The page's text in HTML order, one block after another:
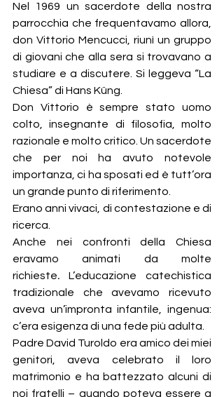
Nel 1969 un sacerdote della nostra
parrocchia che frequentavamo allora,
don Vittorio Mencucci, riunì un gruppo
di giovani che alla sera si trovavano a
studiare e a discutere. Si leggeva “La
Chiesa” di Hans Küng.
Don Vittorio è sempre stato uomo
colto, insegnante di filosofia, molto
razionale e molto critico. Un sacerdote
che per noi ha avuto notevole
importanza, ci ha sposati ed è tutt’ora
un grande punto di riferimento.
Erano anni vivaci, di contestazione e di
ricerca.
Anche nei confronti della Chiesa
eravamo animati da molte
richieste. L’educazione catechistica
tradizionale che avevamo ricevuto
aveva un’impronta infantile, ingenua:
c’era esigenza di una fede più adulta.
Padre David Turoldo era amico dei miei
genitori, aveva celebrato il loro
matrimonio e ha battezzato alcuni di
noi fratelli – quando poteva essere a